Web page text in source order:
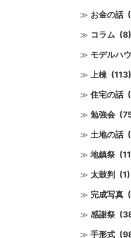
お金の話
コラム (8)
モデルハ
上棟 (113)
住宅の話
勉強会
土地の話
地鎮祭
太鼓判 (1)
完成写真
感謝祭
手形式